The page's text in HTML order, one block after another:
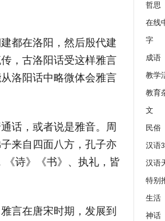
都在洛阳，然后殷代建
，古洛阳话受这样雅言
洛阳话中略微体会雅言
话，或者说是雅音。周
来自四面八方，孔子亦
《诗》《书》、执礼，皆
言在唐宋时期，发展到
哲思
在线
字
成语
教学
教育
文
民俗
汉语
汉语
特别
生活
神话